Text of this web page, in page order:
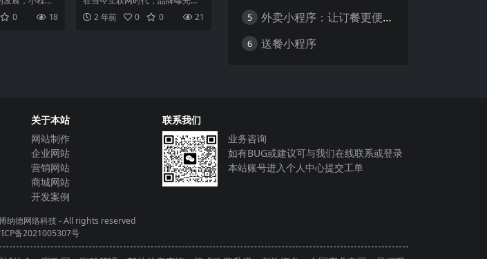
应用形式，迅
。小程
0 18
对于企业的发展至关重要。而随
着移动互联网的普及，越来
2 年前 0 0 21 5 外卖小程序：让订餐更便捷，吃货的福音
6 送餐小程序
关于本站
网站制作
企业网站
营销网站
商城网站
开发案例
联系我们
业务咨询
如有BUG或建议可与我们在线联系或登录
本站账号进入个人中心提交工单
纳德网络科技- All rights reserved
备2021005307号